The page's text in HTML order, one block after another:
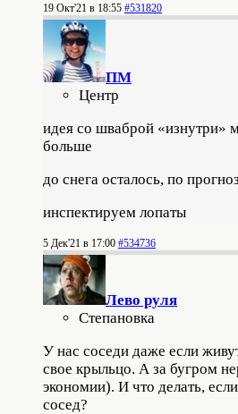
19 Окт'21 в 18:55 #531820
ПМ
Центр
идея со шваброй «изнутри»
больше
до снега осталось, по
инспектируем лопаты
5 Дек'21 в 17:00 #534736
Лево руля
Степановка
У нас соседи даже если
свое крыльцо. А за бугром
экономии). И что делать,
сосед?